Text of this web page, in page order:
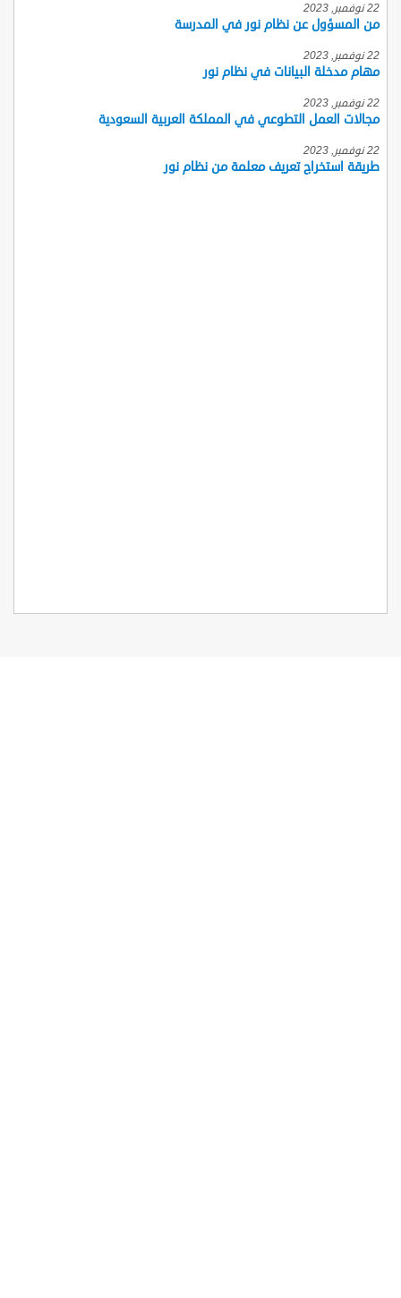
22 نوفمبر, 2023
من المسؤول عن نظام نور في المدرسة
22 نوفمبر, 2023
مهام مدخلة البيانات في نظام نور
22 نوفمبر, 2023
مجالات العمل التطوعي في المملكة العربية السعودية
22 نوفمبر, 2023
طريقة استخراج تعريف معلمة من نظام نور